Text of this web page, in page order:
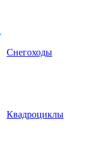
Снегоходы
Квадроциклы